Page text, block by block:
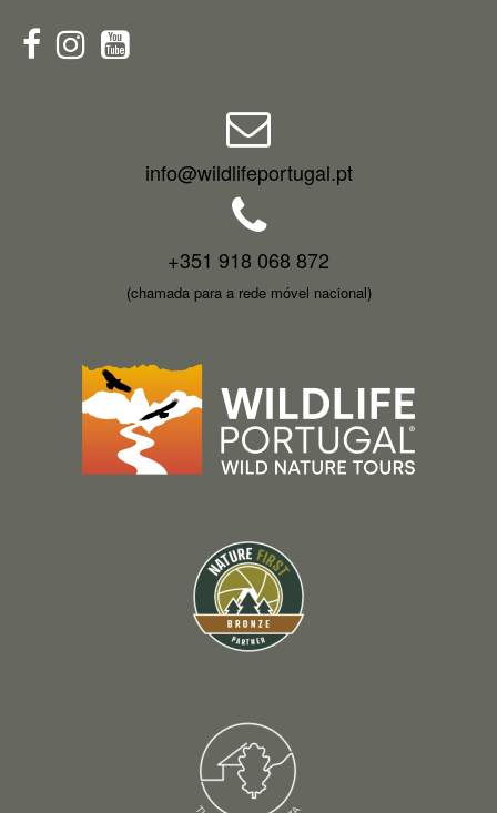
info@wildlifeportugal.pt
+351 918 068 872
(chamada para a rede móvel nacional)